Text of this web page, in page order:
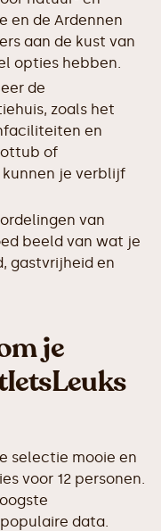
en de Ardennen
aan de kust van
opties hebben.
de
zoals het
en
of
kunnen je verblijf
van
beeld van wat je
gastvrijheid en
je
selectie mooie en
voor 12 personen.
data.